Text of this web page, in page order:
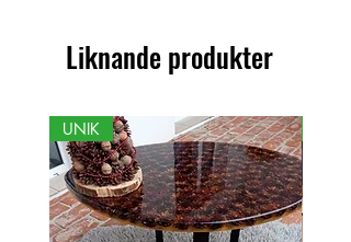
Liknande produkter
UNIK